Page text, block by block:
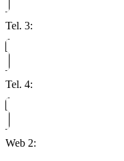
Tel. 3:
Tel. 4:
Web 2: